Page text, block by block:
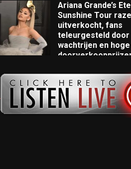
Ariana Grande’s
Sunshine Tour
uitverkocht, fans
teleurgesteld door
wachtrijen en hoge